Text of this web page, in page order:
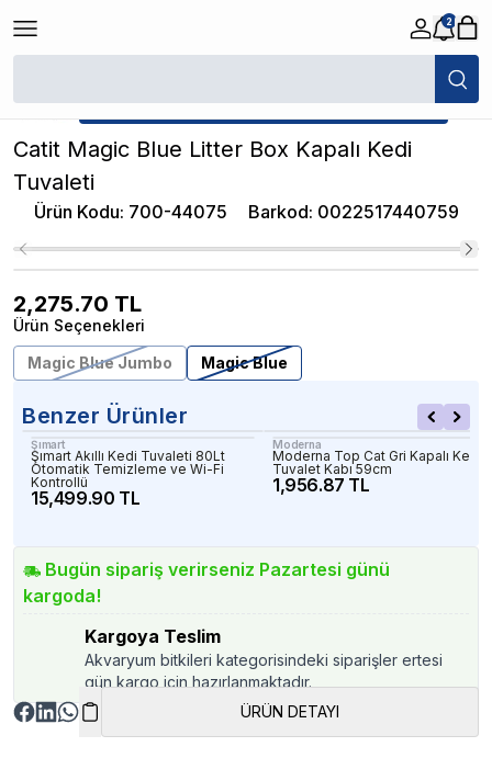
2
/ Catit Magic Blue Litter Box Kapalı Kedi Tuvaleti
★ Atakan Petshop, Catit yetkili satıcısıdır.
Catit Magic Blue Litter Box Kapalı Kedi
Tuvaleti
Ürün Kodu: 700-44075 Barkod: 0022517440759
2,275.70 TL
Ürün Seçenekleri
Magic Blue Jumbo
Magic Blue
Benzer Ürünler
Şımart
Şımart Akıllı Kedi Tuvaleti 80Lt
Otomatik Temizleme ve Wi-Fi
Kontrollü
15,499.90 TL
Moderna
Moderna Top Cat Gri Kapalı Kedi
Tuvalet Kabı 59cm
1,956.87 TL
Bugün sipariş verirseniz Pazartesi günü
kargoda!
Kargoya Teslim
Akvaryum bitkileri kategorisindeki siparişler ertesi
gün kargo için hazırlanmaktadır.
ÜRÜN DETAYI